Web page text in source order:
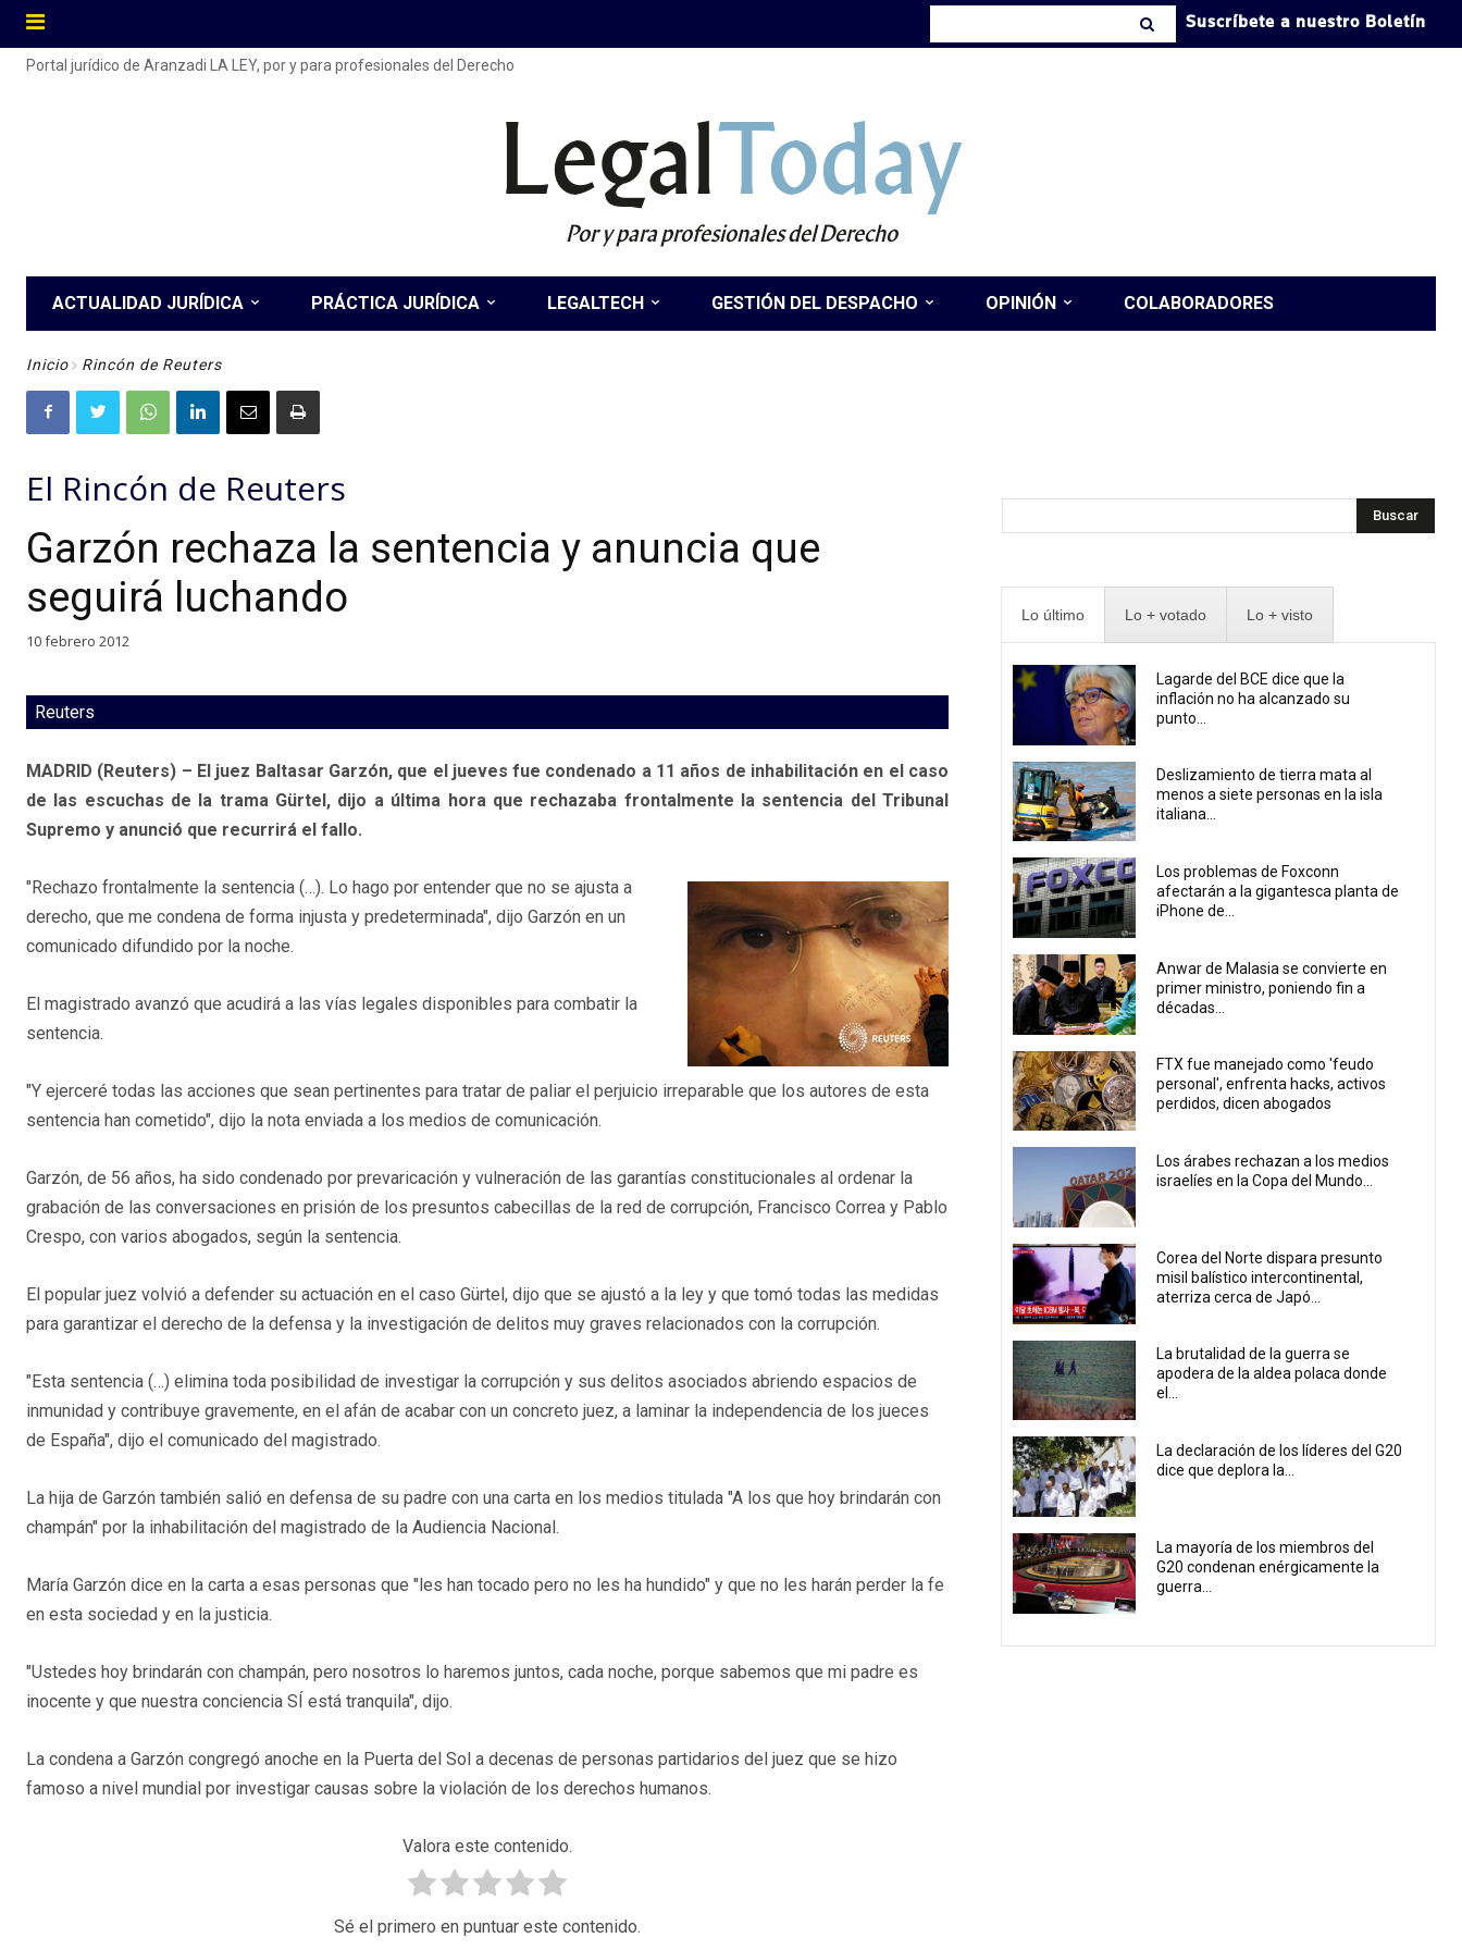
Suscríbete a nuestro Boletín
Portal jurídico de Aranzadi LA LEY, por y para profesionales del Derecho
LegalToday
Por y para profesionales del Derecho
ACTUALIDAD JURÍDICA PRÁCTICA JURÍDICA LEGALTECH GESTIÓN DEL DESPACHO OPINIÓN COLABORADORES
Inicio Rincón de Reuters
El Rincón de Reuters
Garzón rechaza la sentencia y anuncia que
seguirá luchando
10 febrero 2012
Reuters
MADRID (Reuters) – El juez Baltasar Garzón, que el jueves fue condenado a 11 años de inhabilitación en el caso
de las escuchas de la trama Gürtel, dijo a última hora que rechazaba frontalmente la sentencia del Tribunal
Supremo y anunció que recurrirá el fallo.
"Rechazo frontalmente la sentencia (…). Lo hago por entender que no se ajusta a
derecho, que me condena de forma injusta y predeterminada", dijo Garzón en un
comunicado difundido por la noche.
El magistrado avanzó que acudirá a las vías legales disponibles para combatir la
sentencia.
"Y ejerceré todas las acciones que sean pertinentes para tratar de paliar el perjuicio irreparable que los autores de esta
sentencia han cometido", dijo la nota enviada a los medios de comunicación.
Garzón, de 56 años, ha sido condenado por prevaricación y vulneración de las garantías constitucionales al ordenar la
grabación de las conversaciones en prisión de los presuntos cabecillas de la red de corrupción, Francisco Correa y Pablo
Crespo, con varios abogados, según la sentencia.
El popular juez volvió a defender su actuación en el caso Gürtel, dijo que se ajustó a la ley y que tomó todas las medidas
para garantizar el derecho de la defensa y la investigación de delitos muy graves relacionados con la corrupción.
"Esta sentencia (…) elimina toda posibilidad de investigar la corrupción y sus delitos asociados abriendo espacios de
inmunidad y contribuye gravemente, en el afán de acabar con un concreto juez, a laminar la independencia de los jueces
de España", dijo el comunicado del magistrado.
La hija de Garzón también salió en defensa de su padre con una carta en los medios titulada "A los que hoy brindarán con
champán" por la inhabilitación del magistrado de la Audiencia Nacional.
María Garzón dice en la carta a esas personas que "les han tocado pero no les ha hundido" y que no les harán perder la fe
en esta sociedad y en la justicia.
"Ustedes hoy brindarán con champán, pero nosotros lo haremos juntos, cada noche, porque sabemos que mi padre es
inocente y que nuestra conciencia SÍ está tranquila", dijo.
La condena a Garzón congregó anoche en la Puerta del Sol a decenas de personas partidarios del juez que se hizo
famoso a nivel mundial por investigar causas sobre la violación de los derechos humanos.
Valora este contenido.
Sé el primero en puntuar este contenido.
Buscar
Lo último Lo + votado Lo + visto
Lagarde del BCE dice que la
inflación no ha alcanzado su
punto...
Deslizamiento de tierra mata al
menos a siete personas en la isla
italiana...
Los problemas de Foxconn
afectarán a la gigantesca planta de
iPhone de...
Anwar de Malasia se convierte en
primer ministro, poniendo fin a
décadas...
FTX fue manejado como 'feudo
personal', enfrenta hacks, activos
perdidos, dicen abogados
Los árabes rechazan a los medios
israelíes en la Copa del Mundo...
Corea del Norte dispara presunto
misil balístico intercontinental,
aterriza cerca de Japó...
La brutalidad de la guerra se
apodera de la aldea polaca donde
el...
La declaración de los líderes del G20
dice que deplora la...
La mayoría de los miembros del
G20 condenan enérgicamente la
guerra...